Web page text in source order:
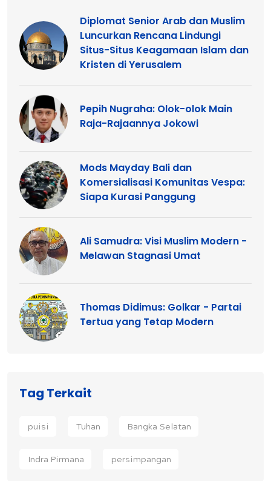
Diplomat Senior Arab dan Muslim
Luncurkan Rencana Lindungi
Situs-Situs Keagamaan Islam dan
Kristen di Yerusalem
Pepih Nugraha: Olok-olok Main
Raja-Rajaannya Jokowi
Mods Mayday Bali dan
Komersialisasi Komunitas Vespa:
Siapa Kurasi Panggung
Ali Samudra: Visi Muslim Modern -
Melawan Stagnasi Umat
Thomas Didimus: Golkar - Partai
Tertua yang Tetap Modern
Tag Terkait
puisi Tuhan Bangka Selatan
Indra Pirmana persimpangan